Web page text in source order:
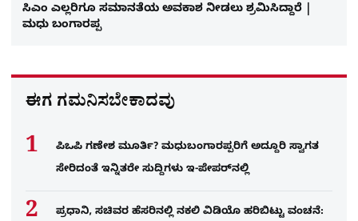
ಸಿಎಂ ಎಲ್ಲರಿಗೂ ಸಮಾನತೆಯ ಅವಕಾಶ ನೀಡಲು ಶ್ರಮಿಸಿದ್ದಾರೆ |
ಮಧು ಬಂಗಾರಪ್ಪ
ಈಗ ಗಮನಿಸಬೇಕಾದವು
ಪಿಒಪಿ ಗಣೇಶ ಮೂರ್ತಿ? ಮಧುಬಂಗಾರಪ್ಪರಿಗೆ ಅದ್ದೂರಿ ಸ್ವಾಗತ
ಸೇರಿದಂತೆ ಇನ್ನಿತರೇ ಸುದ್ದಿಗಳು ಇ-ಪೇಪರ್​ನಲ್ಲಿ
ಪ್ರಧಾನಿ, ಸಚಿವರ ಹೆಸರಿನಲ್ಲಿ ನಕಲಿ ವಿಡಿಯೊ ಹರಿಬಿಟ್ಟು ವಂಚನೆ: